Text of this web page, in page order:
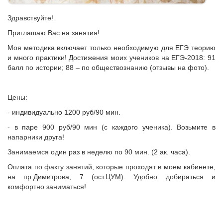
Здравствуйте!
Приглашаю Вас на занятия!
Моя методика включает только необходимую для ЕГЭ теорию
и много практики! Достижения моих учеников на ЕГЭ-2018: 91
балл по истории; 88 – по обществознанию (отзывы на фото).
Цены:
- индивидуально 1200 руб/90 мин.
- в паре 900 руб/90 мин (с каждого ученика). Возьмите в
напарники друга!
Занимаемся один раз в неделю по 90 мин. (2 ак. часа).
Оплата по факту занятий, которые проходят в моем кабинете,
на пр.Димитрова, 7 (ост.ЦУМ). Удобно добираться и
комфортно заниматься!